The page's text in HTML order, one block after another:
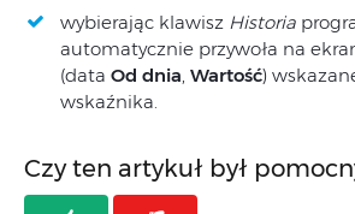
wybierając klawisz Historia
automatycznie przywoła na
(data Od dnia, Wartość)
wskaźnika.
Czy ten artykuł był